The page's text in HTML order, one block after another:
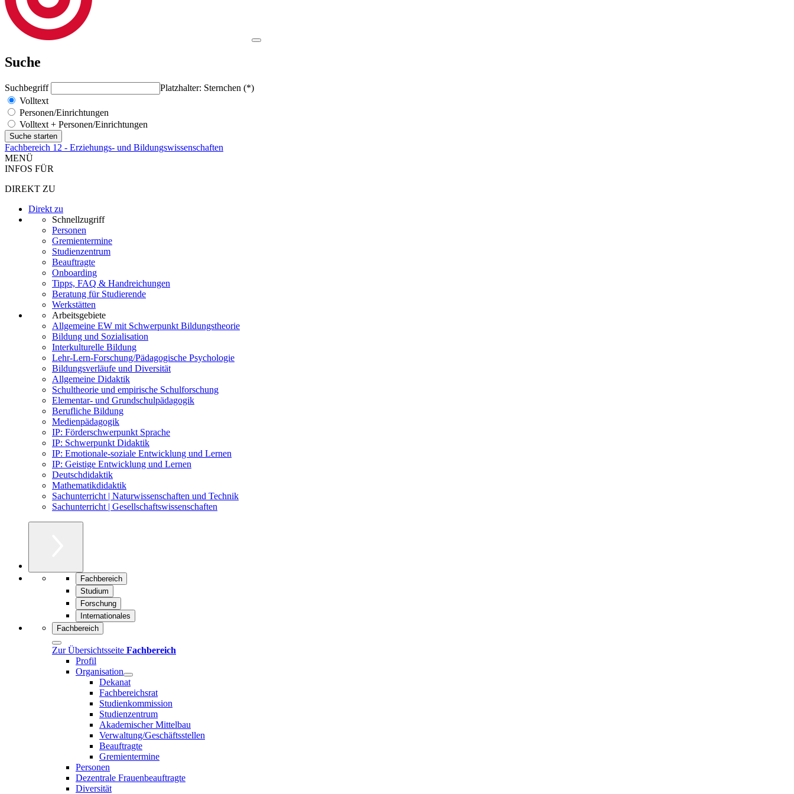
Suche
Suchbegriff
Platzhalter: Sternchen (*)
Volltext
Personen/Einrichtungen
Volltext + Personen/Einrichtungen
Fachbereich 12 - Erziehungs- und Bildungswissenschaften
MENÜ
INFOS FÜR
DIREKT ZU
Direkt zu
Schnellzugriff
Personen
Gremientermine
Studienzentrum
Beauftragte
Onboarding
Tipps, FAQ & Handreichungen
Beratung für Studierende
Werkstätten
Arbeitsgebiete
Allgemeine EW mit Schwerpunkt Bildungstheorie
Bildung und Sozialisation
Interkulturelle Bildung
Lehr-Lern-Forschung/Pädagogische Psychologie
Bildungsverläufe und Diversität
Allgemeine Didaktik
Schultheorie und empirische Schulforschung
Elementar- und Grundschulpädagogik
Berufliche Bildung
Medienpädagogik
IP: Förderschwerpunkt Sprache
IP: Schwerpunkt Didaktik
IP: Emotionale-soziale Entwicklung und Lernen
IP: Geistige Entwicklung und Lernen
Deutschdidaktik
Mathematikdidaktik
Sachunterricht | Naturwissenschaften und Technik
Sachunterricht | Gesellschaftswissenschaften
Fachbereich
Studium
Forschung
Internationales
Fachbereich
Zur Übersichtsseite Fachbereich
Profil
Organisation
Dekanat
Fachbereichsrat
Studienkommission
Studienzentrum
Akademischer Mittelbau
Verwaltung/Geschäftsstellen
Beauftragte
Gremientermine
Personen
Dezentrale Frauenbeauftragte
Diversität